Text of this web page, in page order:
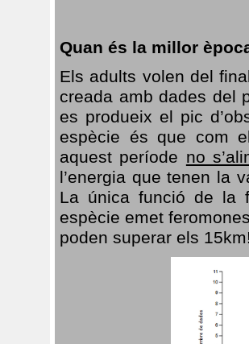
Quan és la millor
Els adults volen del
creada amb dades del
es produeix el pic
espècie és que com
aquest període no
l’energia que tenen la
La única funció de la
espècie emet
poden superar els